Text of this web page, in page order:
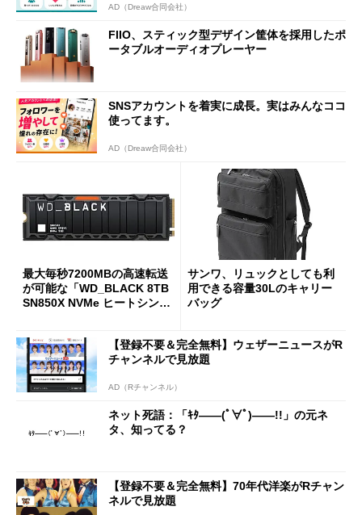
AD（Dreaw合同会社）
FIIO、スティック型デザイン筐体を採用したポ
ータブルオーディオプレーヤー
SNSアカウントを着実に成長。実はみんなココ
使ってます。
AD（Dreaw合同会社）
最大毎秒7200MBの高速転送
が可能な「WD_BLACK 8TB
SN850X NVMe ヒートシンク
サンワ、リュックとしても利
用できる容量30Lのキャリー
バッグ
【登録不要＆完全無料】ウェザーニュースがR
チャンネルで見放題
AD（Rチャンネル）
ネット死語：「ｷﾀ――(ﾟ∀ﾟ)――!!」の元ネ
タ、知ってる？
【登録不要＆完全無料】70年代洋楽がRチャン
ネルで見放題